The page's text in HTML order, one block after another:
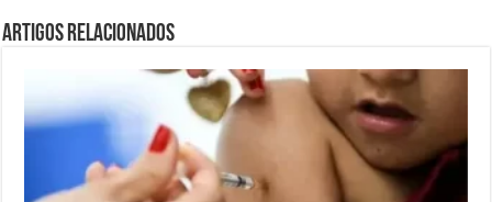
Artigos Relacionados